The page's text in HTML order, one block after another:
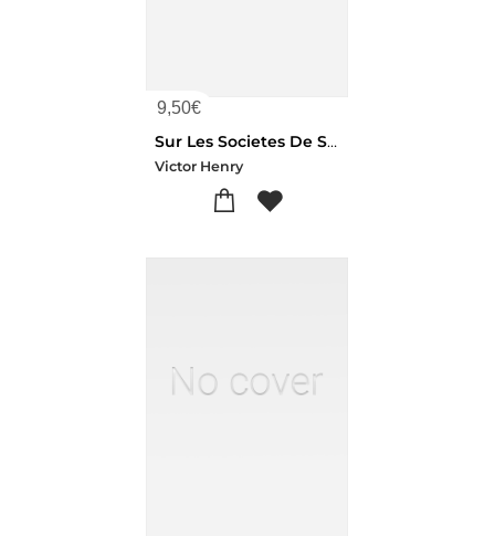
9,50€
Sur Les Societes De Secours Mutuels En France, Marseille En Particulier
Victor Henry